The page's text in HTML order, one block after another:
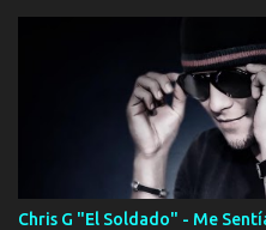
Chris G "El Soldado" - Me